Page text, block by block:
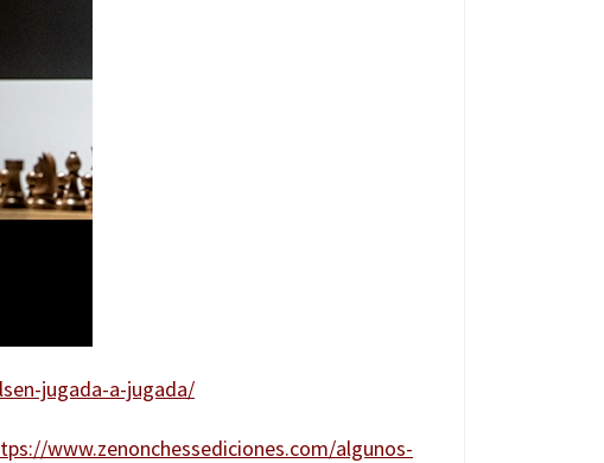
jugada-a-jugada/
www.zenonchessediciones.com/algunos-